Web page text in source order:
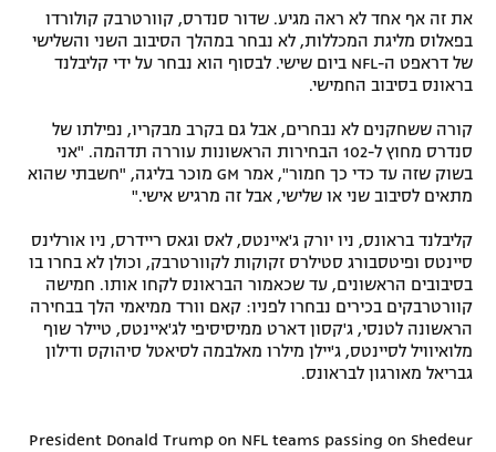
רשיון להקרנה פומבית לבית עסק
הצטרפות לחבילת הערוצים
לוח דרושים – ג'ובנט
תגיות
המגזין
את זה אף אחד לא ראה מגיע. שדור סנדרס, קוורטרבק קולורדו
בפאלוס מליגת המכללות, לא נבחר במהלך הסיבוב השני והשלישי
של דראפט ה-NFL ביום שישי. לבסוף הוא נבחר על ידי קליבלנד
בראונס בסיבוב החמישי.
קורה ששחקנים לא נבחרים, אבל גם בקרב מבקריו, נפילתו של
סנדרס מחוץ ל-102 הבחירות הראשונות עוררה תדהמה. "אני
בשוק שזה עד כדי כך חמור", אמר GM מוכר בליגה, "חשבתי שהוא
מתאים לסיבוב שני או שלישי, אבל זה מרגיש אישי."
קליבלנד בראונס, ניו יורק ג'איינטס, לאס וגאס ריידרס, ניו אורלינס
סיינטס ופיטסבורג סטילרס זקוקות לקוורטרבק, וכולן לא בחרו בו
בסיבובים הראשונים, עד שכאמור הבראונס לקחו אותו. חמישה
קוורטרבקים בכירים נבחרו לפניו: קאם וורד ממיאמי הלך בבחירה
הראשונה לטנסי, ג'קסון דארט ממיסיסיפי לג'איינטס, טיילר שוף
מלואיוויל לסיינטס, ג'יילן מילרו מאלבמה לסיאטל סיהוקס ודילון
גבריאל מאורגון לבראונס.
President Donald Trump on NFL teams passing on Shedeur